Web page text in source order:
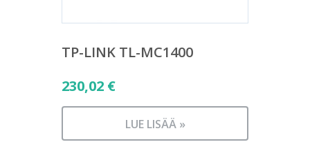
TP-LINK TL-MC1400
230,02 €
LUE LISÄÄ »